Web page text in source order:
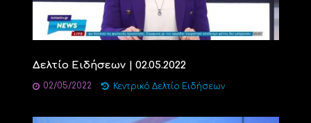
Δελτίο Ειδήσεων | 02.05.2022
02/05/2022 Κεντρικό Δελτίο Ειδήσεων